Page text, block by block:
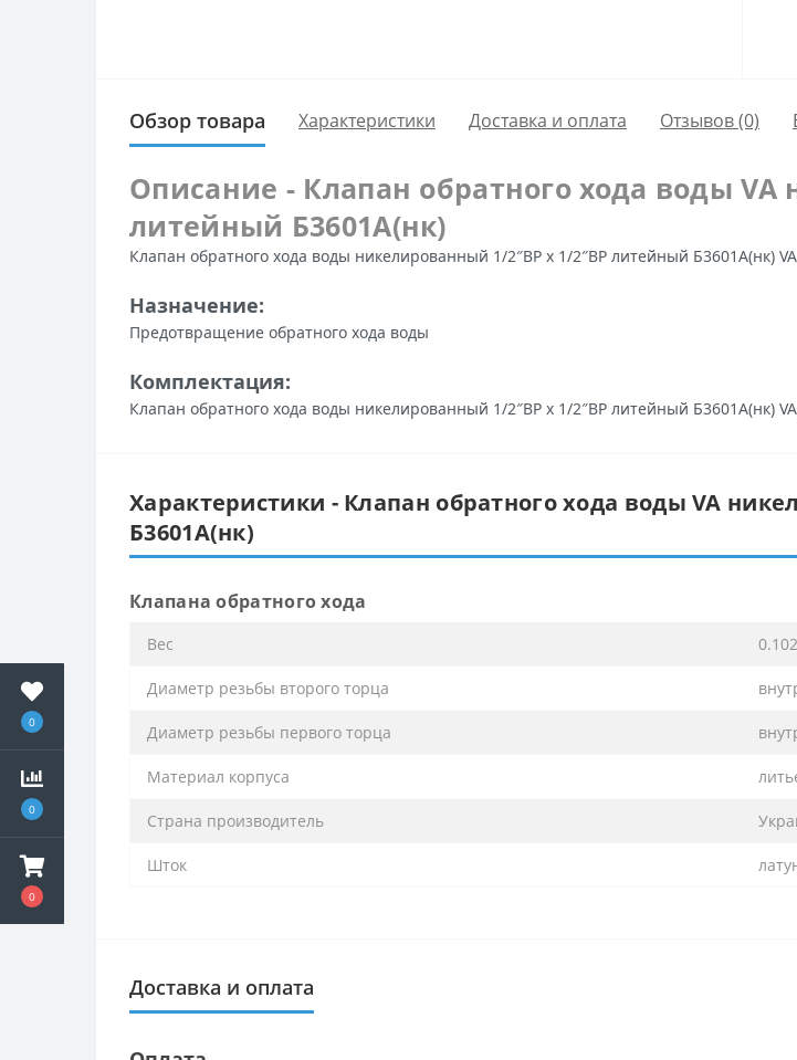
0
0
0
Обзор товара Характеристики Доставка и оплата Отзывов (0)
Описание - Клапан обратного хода воды
литейный Б3601А(нк)
Клапан обратного хода воды никелированный 1/2″ВР х 1/2″ВР литейный Б3601А(нк) VA
Назначение:
Предотвращение обратного хода воды
Комплектация:
Клапан обратного хода воды никелированный 1/2″ВР х 1/2″ВР литейный Б3601А(нк)
Характеристики - Клапан обратного хода воды VA
Б3601А(нк)
Клапана обратного хода
Вес
Диаметр резьбы второго торца
Диаметр резьбы первого торца
Материал корпуса
Страна производитель
Шток
Доставка и оплата